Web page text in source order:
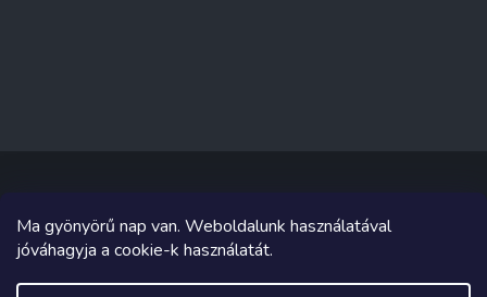
Ma gyönyörű nap van. Weboldalunk használatával
jóváhagyja a cookie-k használatát.
Copyright 2026 Sakküzlet. Minden jog fenntartva.
Grafika és megvalósítás innen Tomáš Hlad&Shoptetak.cz.